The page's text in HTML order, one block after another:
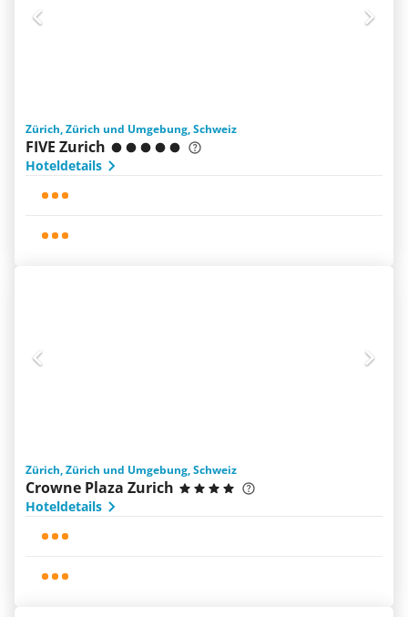
Zürich, Zürich und Umgebung, Schweiz
FIVE Zurich
Hoteldetails
Zürich, Zürich und Umgebung, Schweiz
Crowne Plaza Zurich
Hoteldetails